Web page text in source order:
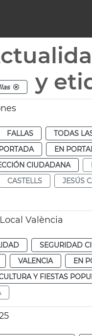
y
FALLAS TODAS
EN
CIUDADANA
CASTELLS JESÚS
València
SEGURIDAD
VALENCIA
EN
Y FIESTAS